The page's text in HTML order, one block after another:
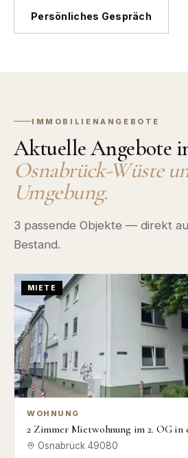
Persönliches Gespräch
IMMOBILIENANGEBOTE
Aktuelle Angebote
Osnabrück-Wüste
Umgebung.
3 passende Objekte — direkt
Bestand.
MIETE
WOHNUNG
2 Zimmer Mietwohnung im 2. OG in
Osnabrück 49080